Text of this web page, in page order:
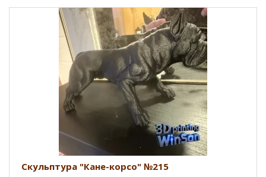
Скульптура "Кане-корсо" №215